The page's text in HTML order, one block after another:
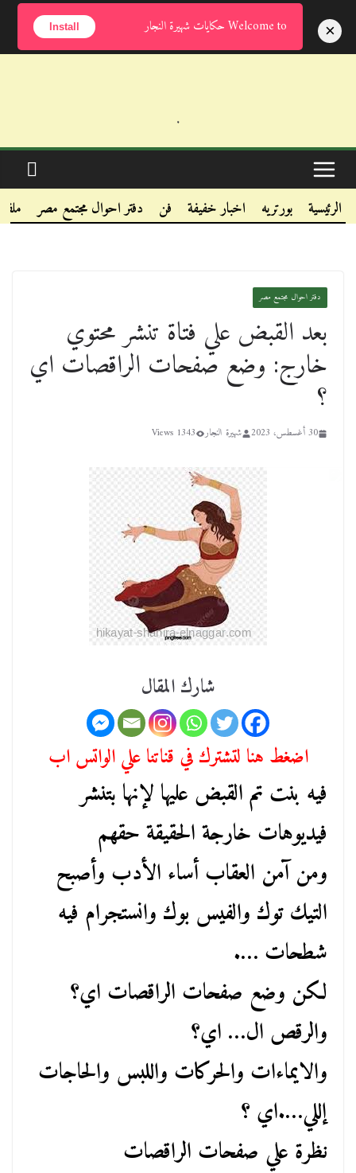
الخميس, أغسطس 6, 2026
.
.
.
الرئيسية بورتريه اخبار خفيفة فن دفتر احوال مجتمع مصر
دفتر احوال مجتمع مصر
بعد القبض علي فتاة تنشر محتوي
خارج: وضع صفحات الراقصات اي
؟
30 أغسطس، 2023 شهيرة النجار 1343 Views
شارك المقال
اضغط هنا لتشترك في قناتنا علي الواتس اب
فيه بنت تم القبض عليها لإنها بتنشر
فيديوهات خارجة الحقيقة حقهم
ومن آمن العقاب أساء الأدب وأصبح
التيك توك والفيس بوك وانستجرام فيه
شطحات ….
لكن وضع صفحات الراقصات اي؟
والرقص ال… اي؟
والايماءات والحركات واللبس والحاجات
إللي….اي ؟
نظرة علي صفحات الراقصات
Welcome to حكايات شهيرة النجار Install ×